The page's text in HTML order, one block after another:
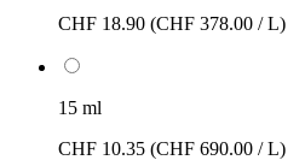
CHF 18.90 (CHF 378.00 / L)
15 ml
CHF 10.35 (CHF 690.00 / L)